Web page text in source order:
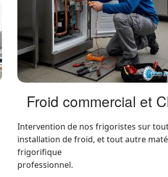
Froid commercial et
Intervention de nos frigoristes sur
installation de froid, et tout autre
frigorifique
professionnel.